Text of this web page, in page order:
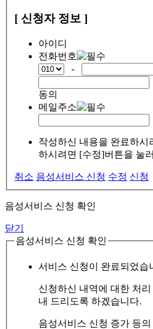
[ 신청자 정보 ]
아이디
전화번호
-
동의
메일주소
작성하신 내용을 완료하시
하시려면 [수정]버튼을 눌
취소 음성서비스 신청 수정 신청
음성서비스 신청 확인
닫기
음성서비스 신청 확인
서비스 신청이 완료되었습
신청하신 내역에 대한 처
내 드리도록 하겠습니다.
음성서비스 신청 증가 등